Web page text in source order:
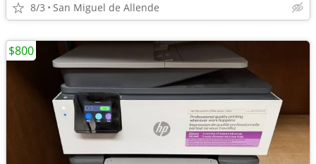
8/3 San Miguel de Allende
$800